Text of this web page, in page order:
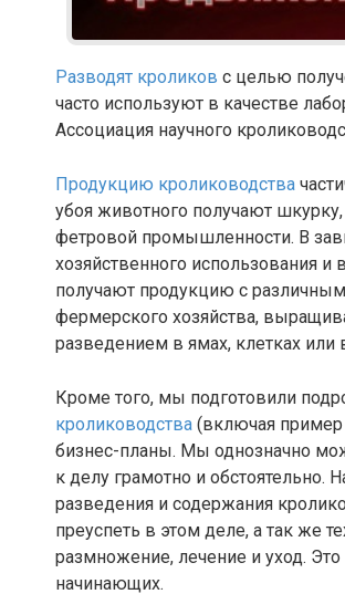
Разводят кроликов с целью
часто используют в качестве
Ассоциация научного
Продукцию кролиководства
убоя животного получают
фетровой промышленности. В
хозяйственного использования
получают продукцию с
фермерского хозяйства,
разведением в ямах, клетках или
Кроме того, мы подготовили
кролиководства (включая
бизнес-планы. Мы однозначно
к делу грамотно и
разведения и содержания
преуспеть в этом деле, а так же
размножение, лечение и уход.
начинающих.